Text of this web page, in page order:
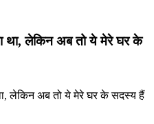
लेकिन अब तो ये मेरे घर के